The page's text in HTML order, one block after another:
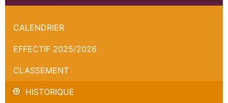
CALENDRIER
EFFECTIF 2025/2026
CLASSEMENT
HISTORIQUE